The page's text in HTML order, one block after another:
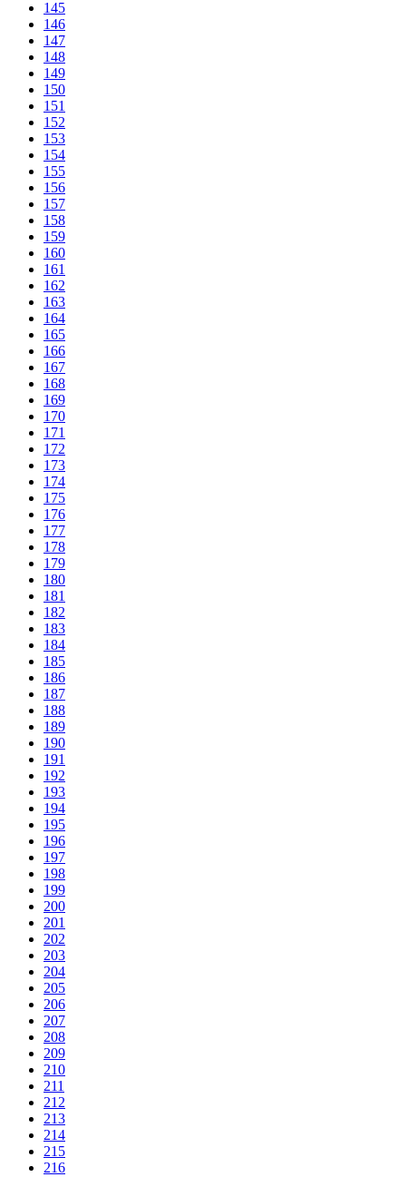
145
146
147
148
149
150
151
152
153
154
155
156
157
158
159
160
161
162
163
164
165
166
167
168
169
170
171
172
173
174
175
176
177
178
179
180
181
182
183
184
185
186
187
188
189
190
191
192
193
194
195
196
197
198
199
200
201
202
203
204
205
206
207
208
209
210
211
212
213
214
215
216